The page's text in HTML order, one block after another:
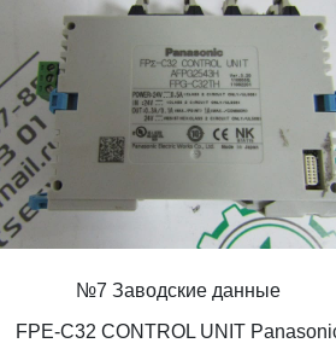
№7 Заводские данные
FPE-C32 CONTROL UNIT